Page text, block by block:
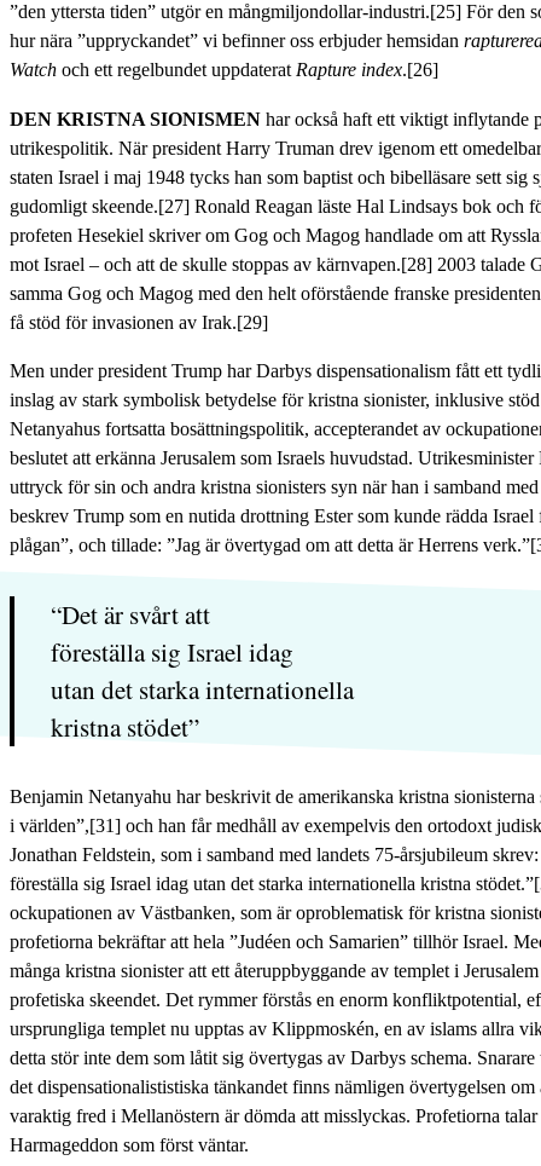
”den yttersta tiden” utgör en mångmiljondollar-industri.[25] För den
hur nära ”uppryckandet” vi befinner oss erbjuder hemsidan
Watch och ett regelbundet uppdateratRapture index.[26]
DEN KRISTNA SIONISMEN har också haft ett viktigt inflytande
utrikespolitik. När president Harry Truman drev igenom ett
staten Israel i maj 1948 tycks han som baptist och bibelläsare sett sig
gudomligt skeende.[27] Ronald Reagan läste Hal Lindsays bok och
profeten Hesekiel skriver om Gog och Magog handlade om att
mot Israel – och att de skulle stoppas av kärnvapen.[28] 2003 talade
samma Gog och Magog med den helt oförstående franske
få stöd för invasionen av Irak.[29]
Men under president Trump har Darbys dispensationalism fått ett
inslag av stark symbolisk betydelse för kristna sionister, inklusive
Netanyahus fortsatta bosättningspolitik, accepterandet av
beslutet att erkänna Jerusalem som Israels huvudstad.
uttryck för sin och andra kristna sionisters syn när han i samband
beskrev Trump som en nutida drottning Ester som kunde rädda Israel
plågan”, och tillade: ”Jag är övertygad om att detta är Herrens
“Det är svårt att
föreställa sig Israel idag
utan det starka internationella
kristna stödet”
Benjamin Netanyahu har beskrivit de amerikanska kristna sionisterna
i världen”,[31] och han får medhåll av exempelvis den ortodoxt
Jonathan Feldstein, som i samband med landets 75-årsjubileum
föreställa sig Israel idag utan det starka internationella kristna
ockupationen av Västbanken, som är oproblematisk för kristna
profetiorna bekräftar att hela ”Judéen och Samarien” tillhör Israel.
många kristna sionister att ett återuppbyggande av templet i
profetiska skeendet. Det rymmer förstås en enorm konfliktpotential,
ursprungliga templet nu upptas av Klippmoskén, en av islams allra
detta stör inte dem som låtit sig övertygas av Darbys schema.
det dispensationalististiska tänkandet finns nämligen övertygelsen
varaktig fred i Mellanöstern är dömda att misslyckas. Profetiorna
Harmageddon som först väntar.